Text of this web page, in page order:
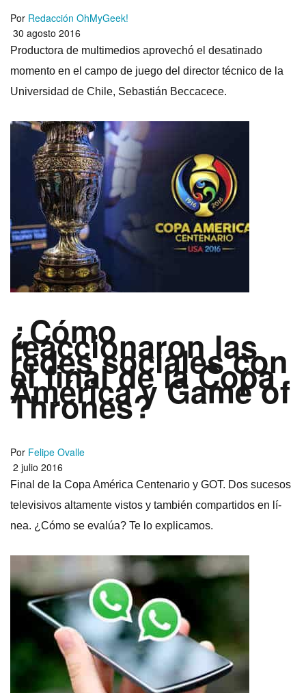
Por Redacción OhMyGeek!
30 agosto 2016
Productora de multimedios aprovechó el desatinado
momento en el campo de juego del director técnico de la
Universidad de Chile, Sebastián Beccacece.
¿Cómo
reaccionaron las
redes sociales con
el final de la Copa
América y Game of
Thrones?
Por Felipe Ovalle
2 julio 2016
Final de la Copa América Centenario y GOT. Dos sucesos
televisivos altamente vistos y también compartidos en lí­
nea. ¿Cómo se evalúa? Te lo explicamos.